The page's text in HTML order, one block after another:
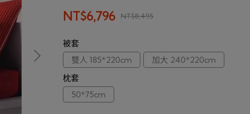
NT$6,796 NT$8,495
被套
雙人 185*220cm
加大 240*220cm
枕套
50*75cm